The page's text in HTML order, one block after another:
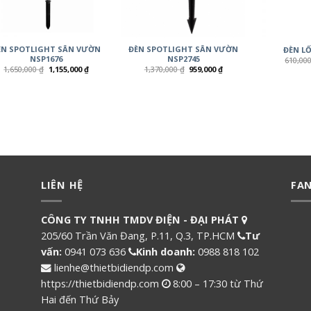
SPOTLIGHT SÂN VƯỜN
NSP1676
1,650,000₫ 1,155,000₫
ĐÈN SPOTLIGHT SÂN VƯỜN
NSP2745
1,370,000₫ 959,000₫
ĐÈN
LIÊN HỆ
CÔNG TY TNHH TMDV ĐIỆN - ĐẠI PHÁT
205/60 Trần Văn Đang, P.11, Q.3, TP.HCM
Tư
vấn: 0941 073 636 Kinh doanh: 0988 818 102
lienhe@thietbidiendp.com
https://thietbidiendp.com
8:00 – 17:30 từ Thứ
Hai đến Thứ Bảy